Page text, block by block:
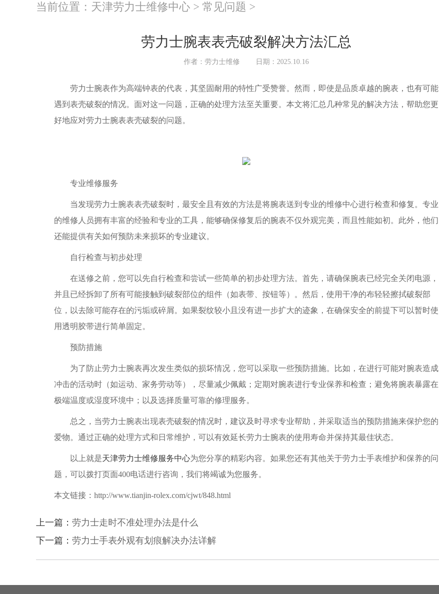
节假日正常营业！
当前位置： 天津劳力士维修中心 > 常见问题 >
劳力士腕表表壳破裂解决方法汇总
作者：劳力士维修 日期：2025.10.16
劳力士腕表作为高端钟表的代表，其坚固耐用的特性广受赞誉。然而，即使是品质卓越的腕表，也有可能
遇到表壳破裂的情况。面对这一问题，正确的处理方法至关重要。本文将汇总几种常见的解决方法，帮助您更
好地应对劳力士腕表表壳破裂的问题。
专业维修服务
当发现劳力士腕表表壳破裂时，最安全且有效的方法是将腕表送到专业的维修中心进行检查和修复。专业
的维修人员拥有丰富的经验和专业的工具，能够确保修复后的腕表不仅外观完美，而且性能如初。此外，他们
还能提供有关如何预防未来损坏的专业建议。
自行检查与初步处理
在送修之前，您可以先自行检查和尝试一些简单的初步处理方法。首先，请确保腕表已经完全关闭电源，
并且已经拆卸了所有可能接触到破裂部位的组件（如表带、按钮等）。然后，使用干净的布轻轻擦拭破裂部
位，以去除可能存在的污垢或碎屑。如果裂纹较小且没有进一步扩大的迹象，在确保安全的前提下可以暂时使
用透明胶带进行简单固定。
预防措施
为了防止劳力士腕表再次发生类似的损坏情况，您可以采取一些预防措施。比如，在进行可能对腕表造成
冲击的活动时（如运动、家务劳动等），尽量减少佩戴；定期对腕表进行专业保养和检查；避免将腕表暴露在
极端温度或湿度环境中；以及选择质量可靠的修理服务。
总之，当劳力士腕表出现表壳破裂的情况时，建议及时寻求专业帮助，并采取适当的预防措施来保护您的
爱物。通过正确的处理方式和日常维护，可以有效延长劳力士腕表的使用寿命并保持其最佳状态。
以上就是天津劳力士维修服务中心为您分享的精彩内容。如果您还有其他关于劳力士手表维护和保养的问
题，可以拨打页面400电话进行咨询，我们将竭诚为您服务。
本文链接：http://www.tianjin-rolex.com/cjwt/848.html
上一篇： 劳力士走时不准处理办法是什么
下一篇： 劳力士手表外观有划痕解决办法详解